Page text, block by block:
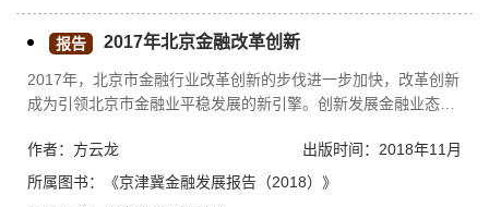
报告 2017年北京金融改革创新
2017年，北京市金融行业改革创新的步伐进一步加快，改革创新
成为引领北京市金融业平稳发展的新引擎。创新发展金融业态，
源，通过与金融科技的深度融合，极大地提升金融运营效率，进
一步提升服务实体经济的能力。另外，北京市金融配套服务不断
出版时间：2018年11月
作者：方云龙
所属图书：
《京津冀金融发展报告（2018）》